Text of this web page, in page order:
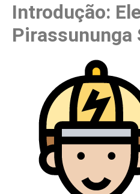
Introdução:
Pirassununga